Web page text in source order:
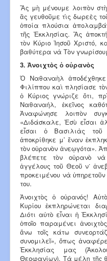
Ἂς μὴ μένουμε λοιπὸν
ἂς γευθοῦμε τὶς δωρεὲς
ὁποία πλούσια
τῆς Ἐκκλησίας. Ἂς
τὸν Κύριο Ἰησοῦ Χριστό,
βαθύτερα νὰ Τὸν
3. Ἀνοιχτὸς ὁ οὐρανὸς
Ὁ Ναθαναὴλ ἀποδέχθηκε
Φιλίππου καὶ πλησίασε
ὁ Κύριος γνώριζε ὅτι,
Ναθαναήλ, ἐκεῖνος
Ἀναφώνησε λοιπὸν
«Διδάσκαλε, Ἐσὺ εἶσαι
εἶσαι ὁ Βασιλιὰς
ἀποκρίθηκε μ’ ἕναν
τὸν οὐρανὸν ἀνεῳγότα».
βλέπετε τὸν οὐρανὸ νὰ
ἀγγέλους τοῦ Θεοῦ ν᾿
προκειμένου νὰ
του.
Ἀνοιχτὸς ὁ οὐρανός!
Κυρίου ἐκπληρώνεται
Διότι αὐτὸ εἶναι ἡ
ὁποῖο παραμένει
ἄνω τοῖς κάτω
συνομιλεῖ», ὅπως
Ἐκκλησίας μας
Θεοφανίων). Τὰ μέλη τῆς